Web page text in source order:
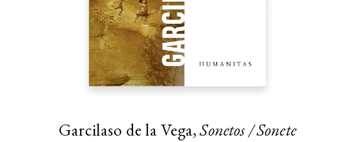
Garcilaso de la Vega,Sonetos / Sonete